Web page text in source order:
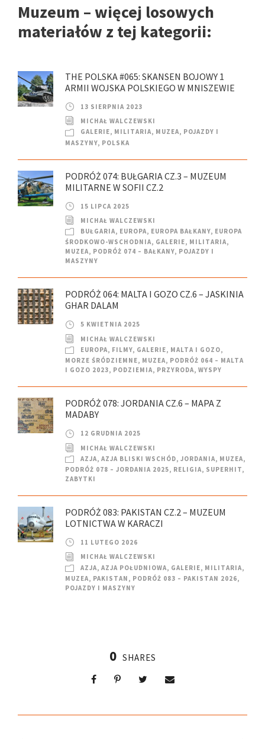
Muzeum – więcej losowych
materiałów z tej kategorii:
THE POLSKA #065: SKANSEN BOJOWY 1
ARMII WOJSKA POLSKIEGO W MNISZEWIE
13 SIERPNIA 2023
MICHAŁ WALCZEWSKI
GALERIE, MILITARIA, MUZEA, POJAZDY I
MASZYNY, POLSKA
PODRÓŻ 074: BUŁGARIA CZ.3 – MUZEUM
MILITARNE W SOFII CZ.2
15 LIPCA 2025
MICHAŁ WALCZEWSKI
BUŁGARIA, EUROPA, EUROPA BAŁKANY, EUROPA
ŚRODKOWO-WSCHODNIA, GALERIE, MILITARIA,
MUZEA, PODRÓŻ 074 – BAŁKANY, POJAZDY I
MASZYNY
PODRÓŻ 064: MALTA I GOZO CZ.6 – JASKINIA
GHAR DALAM
5 KWIETNIA 2025
MICHAŁ WALCZEWSKI
EUROPA, FILMY, GALERIE, MALTA I GOZO,
MORZE ŚRÓDZIEMNE, MUZEA, PODRÓŻ 064 – MALTA
I GOZO 2023, PODZIEMIA, PRZYRODA, WYSPY
PODRÓŻ 078: JORDANIA CZ.6 – MAPA Z
MADABY
12 GRUDNIA 2025
MICHAŁ WALCZEWSKI
AZJA, AZJA BLISKI WSCHÓD, JORDANIA, MUZEA,
PODRÓŻ 078 – JORDANIA 2025, RELIGIA, SUPERHIT,
ZABYTKI
PODRÓŻ 083: PAKISTAN CZ.2 – MUZEUM
LOTNICTWA W KARACZI
11 LUTEGO 2026
MICHAŁ WALCZEWSKI
AZJA, AZJA POŁUDNIOWA, GALERIE, MILITARIA,
MUZEA, PAKISTAN , PODRÓŻ 083 – PAKISTAN 2026,
POJAZDY I MASZYNY
0 SHARES